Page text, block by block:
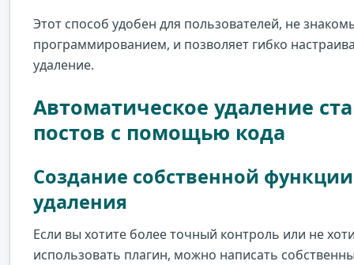
Этот способ удобен для пользователей, не
программированием, и позволяет гибко
удаление.
Автоматическое удаление
постов с помощью кода
Создание собственной функции
удаления
Если вы хотите более точный контроль или не
использовать плагин, можно написать